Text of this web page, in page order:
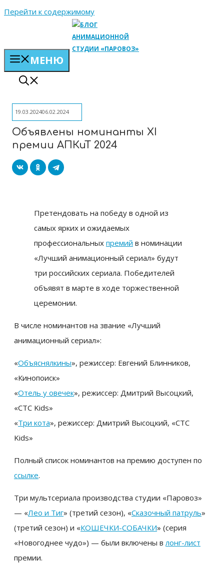
Перейти к содержимому
МЕНЮ
Объявлены номинанты XI
премии АПКиТ 2024
19.03.202406.02.2024
Претендовать на победу в одной из
самых ярких и ожидаемых
профессиональных премий в номинации
«Лучший анимационный сериал» будут
три российских сериала. Победителей
объявят в марте в ходе торжественной
церемонии.
В числе номинантов на звание «Лучший
анимационный сериал»:
«Объяснялкины», режиссер: Евгений Блинников,
«Кинопоиск»
«Отель у овечек», режиссер: Дмитрий Высоцкий,
«СТС Kids»
«Три кота», режиссер: Дмитрий Высоцкий, «СТС
Kids»
Полный список номинантов на премию доступен по
ссылке.
Три мультсериала производства студии «Паровоз»
— «Лео и Тиг» (третий сезон), «Сказочный патруль»
(третий сезон) и «КОШЕЧКИ-СОБАЧКИ» (серия
«Новогоднее чудо») — были включены влонг-лист
премии.